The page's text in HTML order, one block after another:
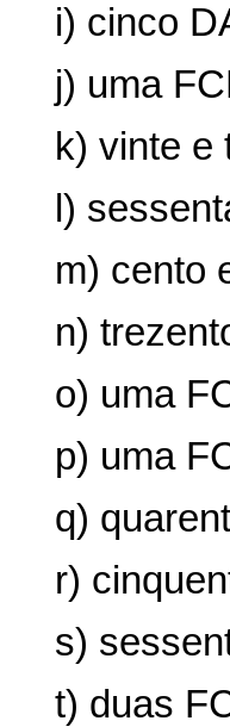
i) cinco
j) uma
k) vinte e
l)
m) cento
n)
o) uma
p) uma
q)
r)
s)
t) duas